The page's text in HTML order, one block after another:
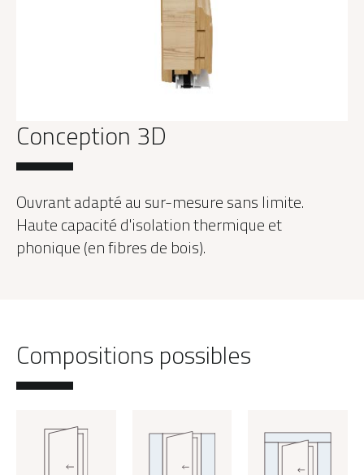
Conception 3D
Ouvrant adapté au sur-mesure sans limite.
Haute capacité d'isolation thermique et
phonique (en fibres de bois).
Compositions possibles